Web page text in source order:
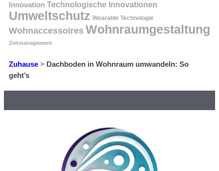
Innovation Technologische Innovationen
Umweltschutz Wearable Technologie
Wohnaccessoires Wohnraumgestaltung
Zeitmanagement
Zuhause > Dachboden in Wohnraum umwandeln: So
geht’s